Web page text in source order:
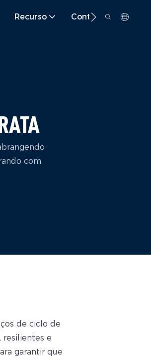
Recurso Contato
com
de ciclo de
resilientes e
garantir que